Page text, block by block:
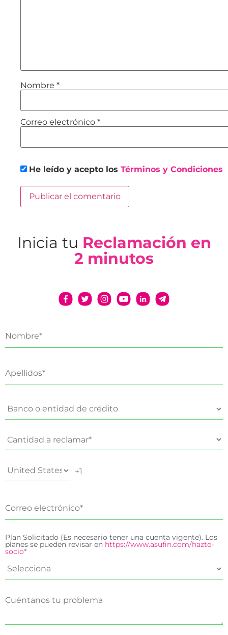
Nombre *
Correo electrónico *
He leído y acepto los Términos y Condiciones
Inicia tu Reclamación en
2 minutos
Plan Solicitado (Es necesario tener una cuenta vigente). Los
planes se pueden revisar en https://www.asufin.com/hazte-
socio*